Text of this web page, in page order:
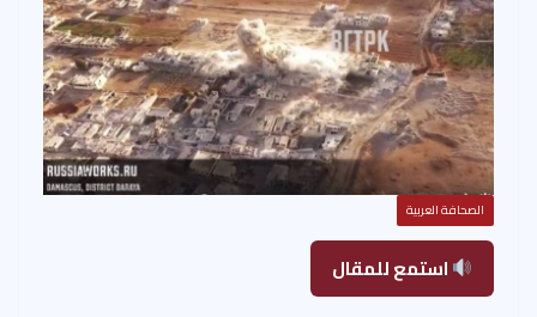
الصحافة العربية
استمع للمقال